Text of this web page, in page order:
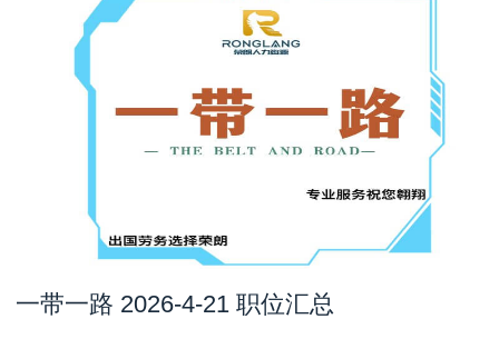
一带一路 2026-4-21 职位汇总